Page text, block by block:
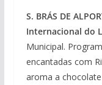
S. BRÁS DE
Internacional do
Municipal.
encantadas com
aroma a